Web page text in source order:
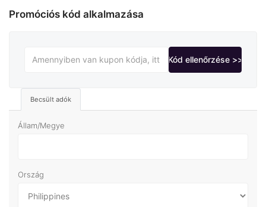
Promóciós kód alkalmazása
Kód ellenőrzése >>
Becsült adók
Állam/Megye
Ország